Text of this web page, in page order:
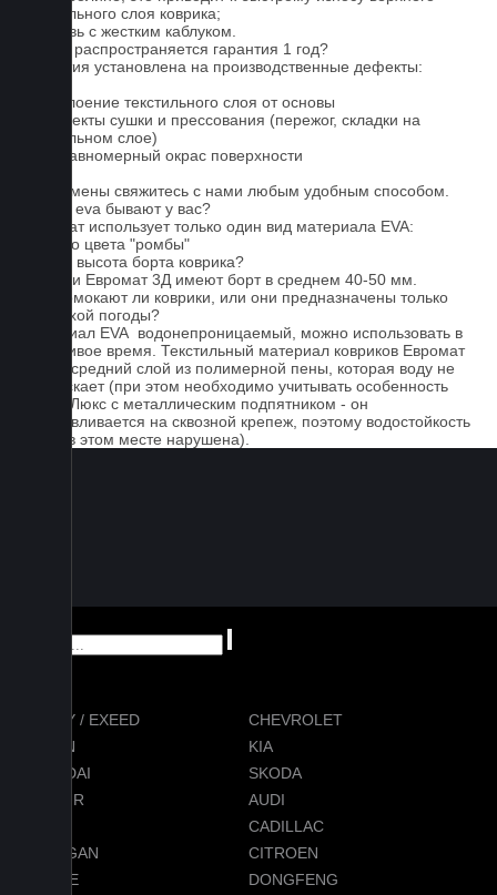
текстильного слоя коврика;
4. Обувь с жестким каблуком.
На что распространяется гарантия 1 год?
Гарантия установлена на производственные дефекты:
1. Отслоение текстильного слоя от основы
2. Дефекты сушки и прессования (пережог, складки на
текстильном слое)
3. Неравномерный окрас поверхности
Для замены свяжитесь с нами любым удобным способом.
Серые eva бывают у вас?
Евромат использует только один вид материала EVA:
черного цвета "ромбы"
Какова высота борта коврика?
Коврики Евромат 3Д имеют борт в среднем 40-50 мм.
Не промокают ли коврики, или они предназначены только
для сухой погоды?
Материал EVA водонепроницаемый, можно использовать в
дождливое время. Текстильный материал ковриков Евромат
имеет средний слой из полимерной пены, которая воду не
пропускает (при этом необходимо учитывать особенность
серии Люкс с металлическим подпятником - он
устанавливается на сквозной крепеж, поэтому водостойкость
ковра в этом месте нарушена).
CHERY / EXEED
CHEVROLET
RAVON
KIA
HYUNDAI
SKODA
JETOUR
AUDI
CADILLAC
CHANGAN
CITROEN
DODGE
DONGFENG